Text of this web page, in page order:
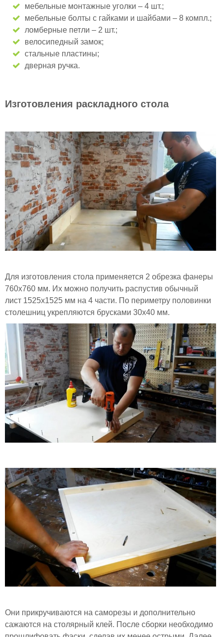
мебельные монтажные уголки – 4 шт.;
мебельные болты с гайками и шайбами – 8 компл.;
ломберные петли – 2 шт.;
велосипедный замок;
стальные пластины;
дверная ручка.
Изготовления раскладного стола
Для изготовления стола применяется 2 обрезка фанеры
760х760 мм. Их можно получить распустив обычный
лист 1525х1525 мм на 4 части. По периметру половинки
столешниц укрепляются брусками 30х40 мм.
Они прикручиваются на саморезы и дополнительно
сажаются на столярный клей. После сборки необходимо